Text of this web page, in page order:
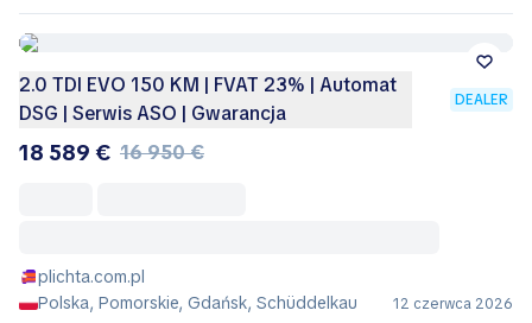
2.0 TDI EVO 150 KM | FVAT 23% | Automat
DSG | Serwis ASO | Gwarancja
DEALER
18 589 € 16 950 €
plichta.com.pl
Polska, Pomorskie, Gdańsk, Schüddelkau
12 czerwca 2026